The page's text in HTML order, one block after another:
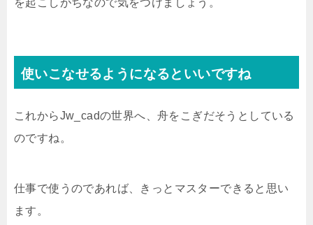
を起こしがちなので気をつけましょう。
使いこなせるようになるといいですね
これからJw_cadの世界へ、舟をこぎだそうとしている
のですね。
仕事で使うのであれば、きっとマスターできると思い
ます。